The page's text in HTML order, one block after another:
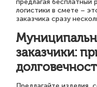
предлагая бесплатный
логистики в смете –
заказчика сразу
заказчики: